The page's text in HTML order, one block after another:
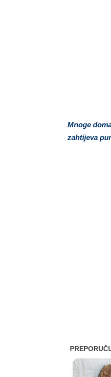
Mnoge
zahtijeva